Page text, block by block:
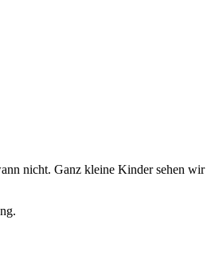
nicht. Ganz kleine Kinder sehen wir